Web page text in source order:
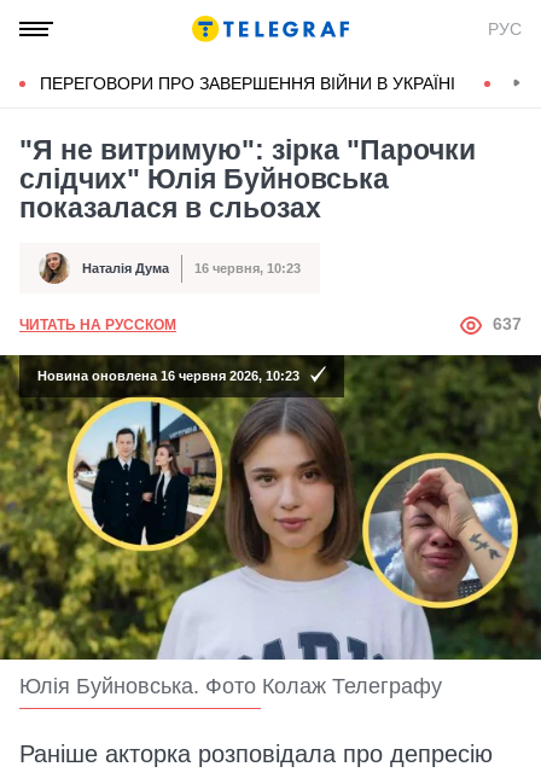
РУС
ПЕРЕГОВОРИ ПРО ЗАВЕРШЕННЯ ВІЙНИ В УКРАЇНІ
"Я не витримую": зірка "Парочки
слідчих" Юлія Буйновська
показалася в сльозах
Автор Наталія Дума
Дата публікації 16 червня, 10:23
ЧИТАТЬ НА РУССКОМ АВТОР
637
Новина оновлена 16 червня 2026, 10:23
Юлія Буйновська. Фото Колаж Телеграфу
Раніше акторка розповідала про депресію